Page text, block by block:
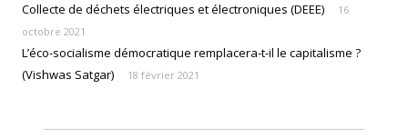
Collecte de déchets électriques et électroniques (DEEE)
16
octobre 2021
L’éco-socialisme démocratique remplacera-t-il le capitalisme ?
(Vishwas Satgar)
18 février 2021